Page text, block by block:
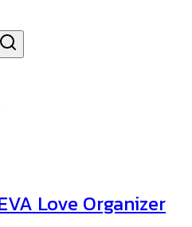
Love Organizer